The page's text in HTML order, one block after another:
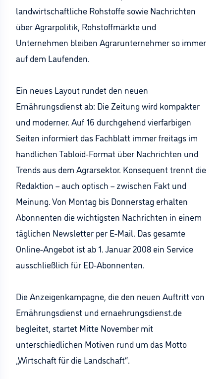
landwirtschaftliche Rohstoffe sowie Nachrichten
über Agrarpolitik, Rohstoffmärkte und
Unternehmen bleiben Agrarunternehmer so immer
auf dem Laufenden.
Ein neues Layout rundet den neuen
Ernährungsdienst ab: Die Zeitung wird kompakter
und moderner. Auf 16 durchgehend vierfarbigen
Seiten informiert das Fachblatt immer freitags im
handlichen Tabloid-Format über Nachrichten und
Trends aus dem Agrarsektor. Konsequent trennt die
Redaktion – auch optisch – zwischen Fakt und
Meinung. Von Montag bis Donnerstag erhalten
Abonnenten die wichtigsten Nachrichten in einem
täglichen Newsletter per E-Mail. Das gesamte
Online-Angebot ist ab 1. Januar 2008 ein Service
ausschließlich für ED-Abonnenten.
Die Anzeigenkampagne, die den neuen Auftritt von
Ernährungsdienst und ernaehrungsdienst.de
begleitet, startet Mitte November mit
unterschiedlichen Motiven rund um das Motto
„Wirtschaft für die Landschaft“.